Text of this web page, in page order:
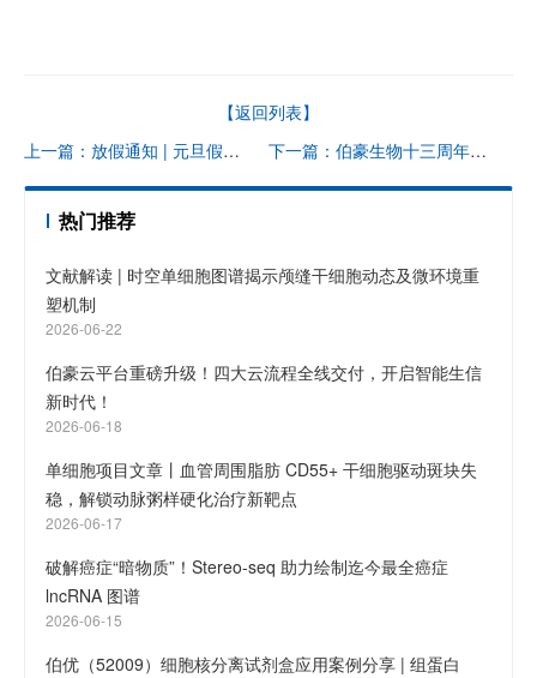
【返回列表】
上一篇：放假通知 | 元旦假期三天都会有专人值班照看好您的样品~
下一篇：伯豪生物十三周年丨这是一份关于你和我的美好生日礼
热门推荐
文献解读 | 时空单细胞图谱揭示颅缝干细胞动态及微环境重
塑机制
2026-06-22
伯豪云平台重磅升级！四大云流程全线交付，开启智能生信
新时代！
2026-06-18
单细胞项目文章丨血管周围脂肪 CD55+ 干细胞驱动斑块失
稳，解锁动脉粥样硬化治疗新靶点
2026-06-17
破解癌症“暗物质”！Stereo-seq 助力绘制迄今最全癌症
lncRNA 图谱
2026-06-15
伯优（52009）细胞核分离试剂盒应用案例分享 | 组蛋白